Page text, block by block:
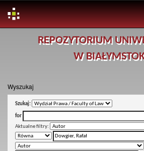
REPOZYTORIUM
W
Wyszukaj
Szukaj:
for
Aktualne filtry: